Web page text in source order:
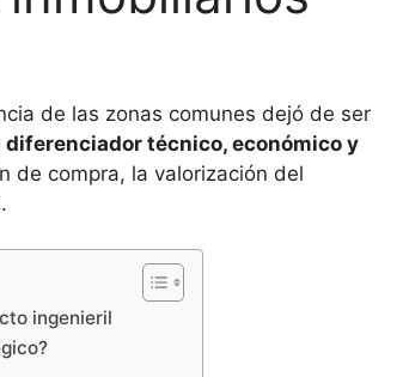
de las zonas comunes dejó de ser
diferenciador técnico, económico y
de compra, la valorización del
ingenieril